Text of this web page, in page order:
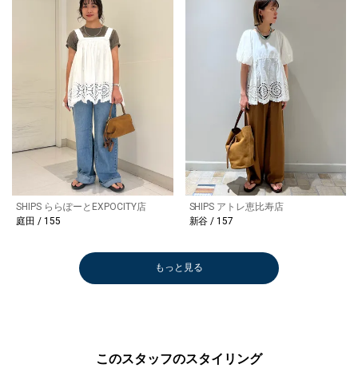
SHIPS ららぽーとEXPOCITY店
庭田 / 155
SHIPS アトレ恵比寿店
新谷 / 157
もっと見る
このスタッフのスタイリング